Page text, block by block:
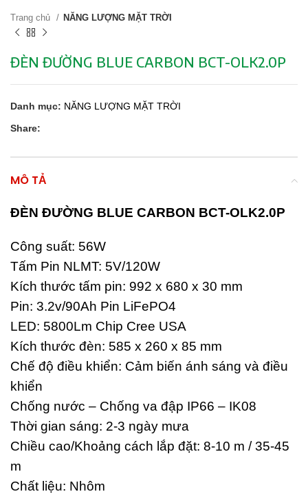
Trang chủ NĂNG LƯỢNG MẶT TRỜI
ĐÈN ĐƯỜNG BLUE CARBON BCT-OLK2.0P
Danh mục: NĂNG LƯỢNG MẶT TRỜI
Share:
MÔ TẢ
ĐÈN ĐƯỜNG BLUE CARBON BCT-OLK2.0P
Công suất: 56W
Tấm Pin NLMT: 5V/120W
Kích thước tấm pin: 992 x 680 x 30 mm
Pin: 3.2v/90Ah Pin LiFePO4
LED: 5800Lm Chip Cree USA
Kích thước đèn: 585 x 260 x 85 mm
Chế độ điều khiển: Cảm biến ánh sáng và điều
khiển
Chống nước – Chống va đập IP66 – IK08
Thời gian sáng: 2-3 ngày mưa
Chiều cao/Khoảng cách lắp đặt: 8-10 m / 35-45
m
Chất liệu: Nhôm